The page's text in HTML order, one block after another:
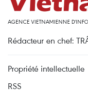
AGENCE VIETNAMIENNE
Rédacteur en chef:
Propriété intellectuelle
RSS